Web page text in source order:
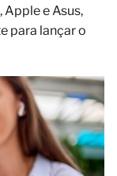
e Asus,
para lançar o